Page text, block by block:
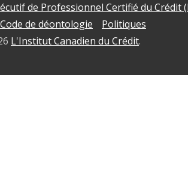
de Professionnel Certifié du Crédit
Code de déontologie
Politiques
L'Institut Canadien du Crédit.